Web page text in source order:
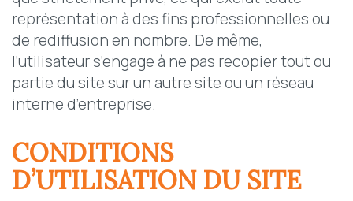
représentation à des fins professionnelles ou
de rediffusion en nombre. De même,
l’utilisateur s’engage à ne pas recopier tout ou
partie du site sur un autre site ou un réseau
interne d’entreprise.
CONDITIONS
D’UTILISATION DU SITE